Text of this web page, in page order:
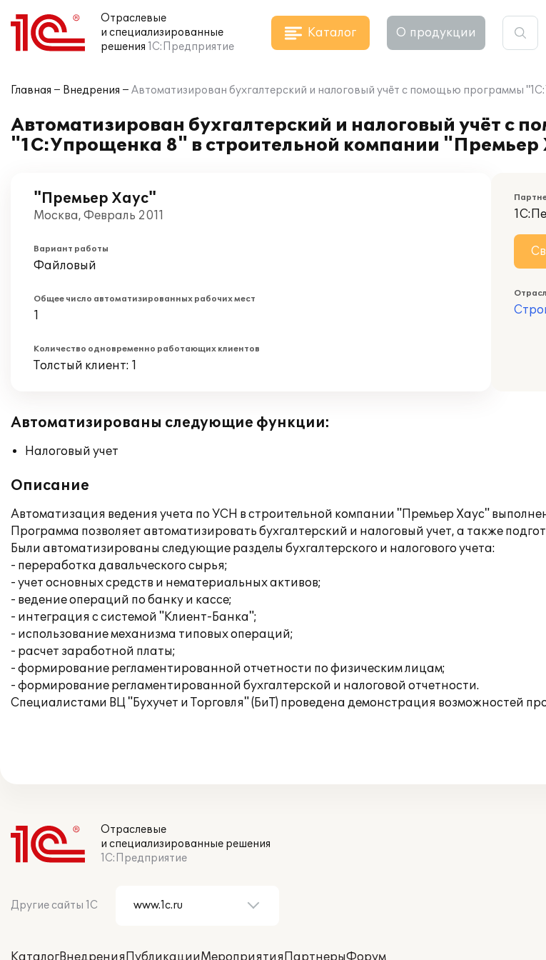
Отраслевые
и специализированные
решения 1С:Предприятие
Каталог О продукции
Главная Внедрения Автоматизирован бухгалтерский и налоговый учёт с помощью программы
Автоматизирован бухгалтерский и налоговый учёт с
"1С:Упрощенка 8" в строительной компании "Премьер
"Премьер Хаус"
Москва, Февраль 2011
Вариант работы
Файловый
Общее число автоматизированных рабочих мест
1
Количество одновременно работающих клиентов
Толстый клиент: 1
Автоматизированы следующие функции:
Налоговый учет
Описание
Автоматизация ведения учета по УСН в строительной компании "Премьер Хаус"
Программа позволяет автоматизировать бухгалтерский и налоговый учет, а также
Были автоматизированы следующие разделы бухгалтерского и налогового учета:
- переработка давальческого сырья;
- учет основных средств и нематериальных активов;
- ведение операций по банку и кассе;
- интеграция с системой "Клиент-Банка";
- использование механизма типовых операций;
- расчет заработной платы;
- формирование регламентированной отчетности по физическим лицам;
- формирование регламентированной бухгалтерской и налоговой отчетности.
Специалистами ВЦ "Бухучет и Торговля" (БиТ) проведена демонстрация возможностей
Отраслевые
и специализированные решения
1С:Предприятие
Другие сайты 1С
КаталогВнедрения ПубликацииМероприятия ПартнерыФорум